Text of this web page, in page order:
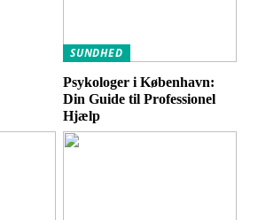
SUNDHED
Psykologer i København:
Din Guide til Professionel
Hjælp